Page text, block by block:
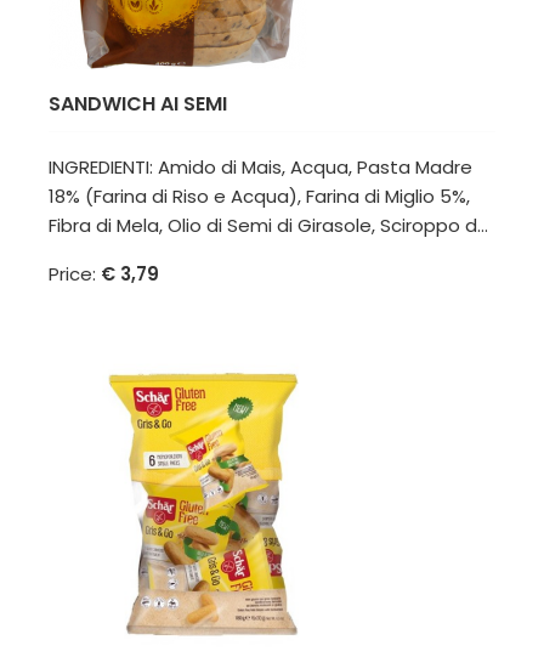
SANDWICH AI SEMI
INGREDIENTI: Amido di Mais, Acqua, Pasta Madre
18% (Farina di Riso e Acqua), Farina di Miglio 5%,
Fibra di Mela, Olio di Semi di Girasole, Sciroppo d...
Price: € 3,79